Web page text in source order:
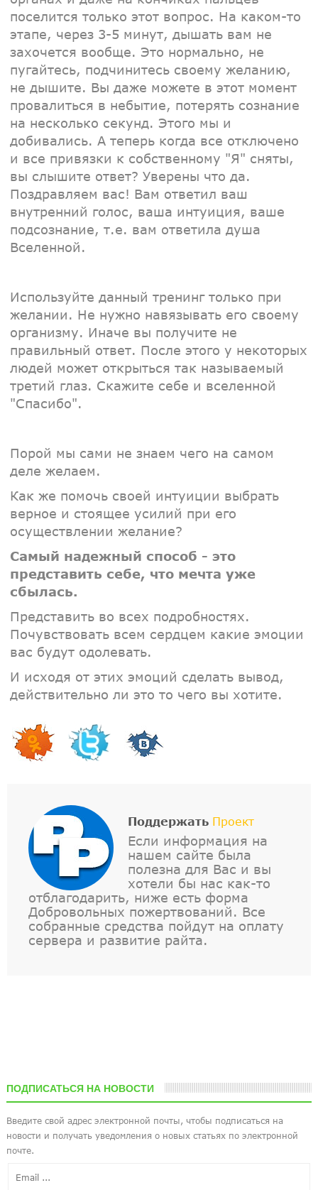
поселится только этот вопрос. На каком-то
этапе, через 3-5 минут, дышать вам не
захочется вообще. Это нормально, не
пугайтесь, подчинитесь своему желанию,
не дышите. Вы даже можете в этот момент
провалиться в небытие, потерять сознание
на несколько секунд. Этого мы и
добивались. А теперь когда все отключено
и все привязки к собственному "Я" сняты,
вы слышите ответ? Уверены что да.
Поздравляем вас! Вам ответил ваш
внутренний голос, ваша интуиция, ваше
подсознание, т.е. вам ответила душа
Вселенной.
Используйте данный тренинг только при
желании. Не нужно навязывать его своему
организму. Иначе вы получите не
правильный ответ. После этого у некоторых
людей может открыться так называемый
третий глаз. Скажите себе и вселенной
"Спасибо".
Порой мы сами не знаем чего на самом
деле желаем.
Как же помочь своей интуиции выбрать
верное и стоящее усилий при его
осуществлении желание?
Самый надежный способ - это
представить себе, что мечта уже
сбылась.
Представить во всех подробностях.
Почувствовать всем сердцем какие эмоции
вас будут одолевать.
И исходя от этих эмоций сделать вывод,
действительно ли это то чего вы хотите.
Поддержать Проект
Если информация на
нашем сайте была
полезна для Вас и вы
хотели бы нас как-то
отблагодарить, ниже есть форма
Добровольных пожертвований. Все
собранные средства пойдут на оплату
сервера и развитие райта.
ПОДПИСАТЬСЯ НА НОВОСТИ